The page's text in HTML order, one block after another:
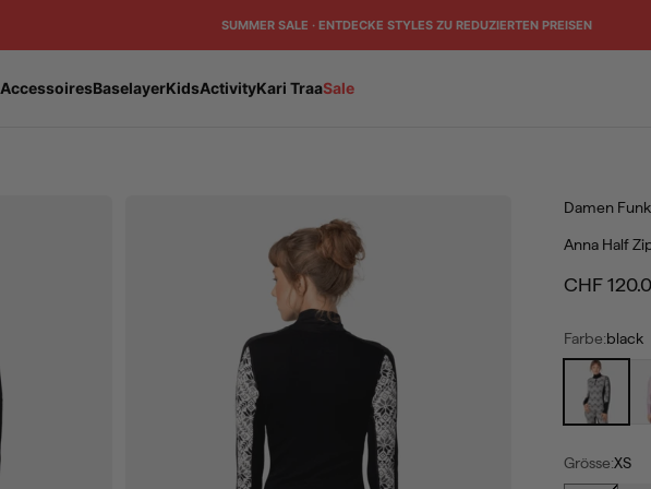
SUMMER SALE · ENTDECKE STYLES ZU REDUZIERTEN PREISEN
AccessoiresBaselayerKidsActivityKari TraaSale
Damen
Anna Half
Angebot
CHF
Farbe:black
black
Grösse:XS